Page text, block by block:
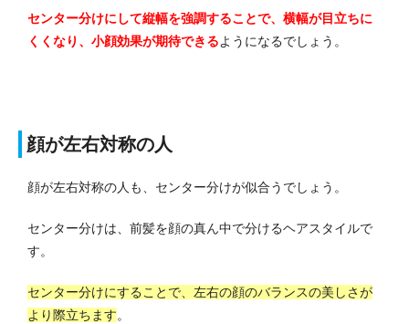
センター分けにして縦幅を強調することで、横幅が目立ちに
くくなり、小顔効果が期待できるようになるでしょう。
顔が左右対称の人
顔が左右対称の人も、センター分けが似合うでしょう。
センター分けは、前髪を顔の真ん中で分けるヘアスタイルで
す。
センター分けにすることで、左右の顔のバランスの美しさが
より際立ちます。